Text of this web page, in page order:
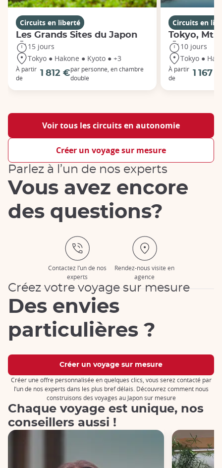
Circuits en liberté
Les Grands Sites du Japon
15 jours
Tokyo ● Hakone ● Kyoto ● +3
À partir
de
1 812 €par personne, en chambre
double
Circuits en
Tokyo, Mt
10 jours
Tokyo ●
À partir
de
1 167
Voir tous les circuits en autonomie
Créer un voyage sur mesure
Parlez à l’un de nos experts
Vous avez encore
des questions?
Contactez l’un de nos
experts
Rendez-nous visite en
agence
Créez votre voyage sur mesure
Des envies
particulières ?
Créer un voyage sur mesure
Créer une offre personnalisée en quelques clics, vous serez contacté par
l’un de nos experts dans les plus bref délais. Découvrez comment nous
construisons des voyages au Japon sur mesure
Chaque voyage est unique, nos
conseillers aussi !